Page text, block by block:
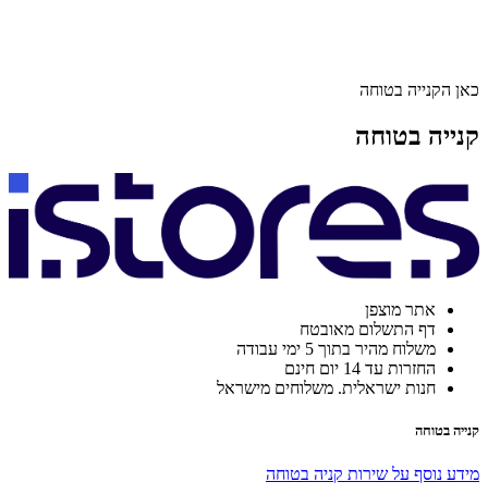
כאן הקנייה בטוחה
קנייה בטוחה
אתר מוצפן
דף התשלום מאובטח
משלוח מהיר בתוך 5 ימי עבודה
החזרות עד 14 יום חינם
חנות ישראלית. משלוחים מישראל
קנייה בטוחה
מידע נוסף על שירות קניה בטוחה